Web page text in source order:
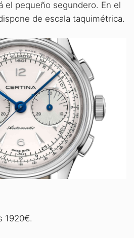
el pequeño segundero. En el
de escala taquimétrica.
1920€.